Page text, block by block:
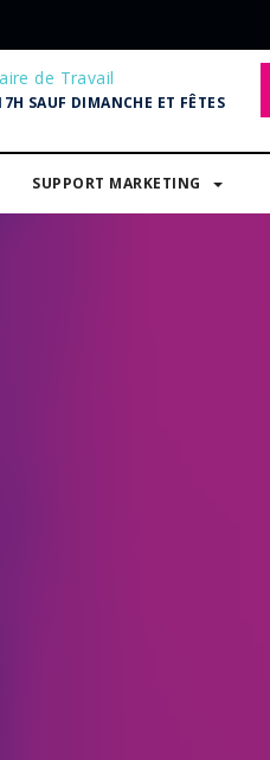
de Travail
SAUF DIMANCHE ET FÊTES
SUPPORT MARKETING